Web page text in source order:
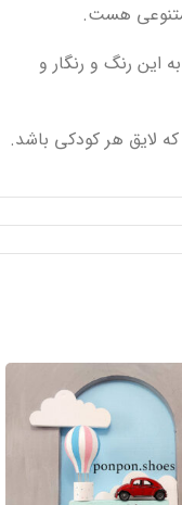
متنوعی هست.
این رنگ و رنگار و
لایق هر کودکی باشد.